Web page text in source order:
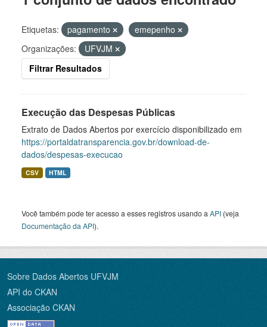
Etiquetas: pagamento
emepenho
Organizações:
UFVJM
Filtrar Resultados
Execução das Despesas Públicas
Extrato de Dados Abertos por exercício disponibilizado em
https://portaldatransparencia.gov.br/download-de-
dados/despesas-execucao
CSV HTML
Você também pode ter acesso a esses registros usando a API (veja
Documentação da API).
Sobre Dados Abertos UFVJM
API do CKAN
Associação CKAN